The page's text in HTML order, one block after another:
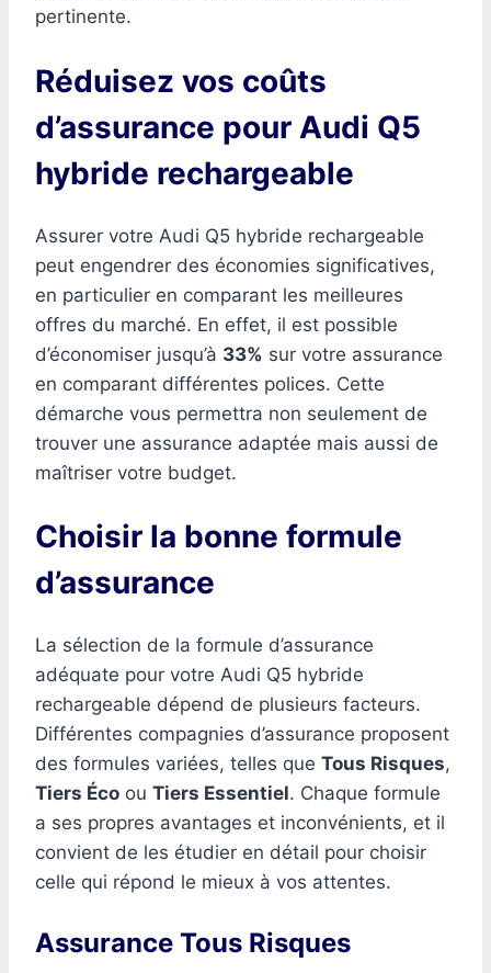
pertinente.
Réduisez vos coûts
d’assurance pour Audi Q5
hybride rechargeable
Assurer votre Audi Q5 hybride rechargeable
peut engendrer des économies significatives,
en particulier en comparant les meilleures
offres du marché. En effet, il est possible
d’économiser jusqu’à 33% sur votre assurance
en comparant différentes polices. Cette
démarche vous permettra non seulement de
trouver une assurance adaptée mais aussi de
maîtriser votre budget.
Choisir la bonne formule
d’assurance
La sélection de la formule d’assurance
adéquate pour votre Audi Q5 hybride
rechargeable dépend de plusieurs facteurs.
Différentes compagnies d’assurance proposent
des formules variées, telles que Tous Risques,
Tiers Éco ou Tiers Essentiel. Chaque formule
a ses propres avantages et inconvénients, et il
convient de les étudier en détail pour choisir
celle qui répond le mieux à vos attentes.
Assurance Tous Risques